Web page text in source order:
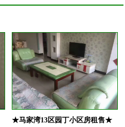
★马家湾13区园丁小区房租售★